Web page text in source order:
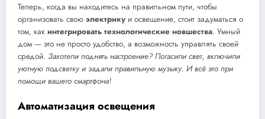
Теперь, когда вы находитесь на правильном пути, чтобы
организовать свою электрику и освещение, стоит задуматься о
том, как интегрировать технологические новшества. Умный
дом — это не просто удобство, а возможность управлять своей
средой. Захотели поднять настроение? Погасили свет, включили
уютную подсветку и задали правильную музыку. И всё это при
помощи вашего смартфона!
Автоматизация освещения